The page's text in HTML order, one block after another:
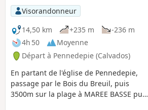
Visorandonneur
14,50 km
+235 m
-236 m
4h 50
Moyenne
Départ à Pennedepie (Calvados)
En partant de l'église de Pennedepie,
passage par le Bois du Breuil, puis
3500m sur la plage à MAREE BASSE puis